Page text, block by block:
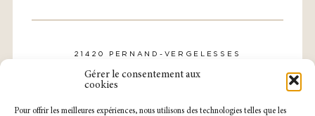
Gérer le consentement aux
cookies
Pour offrir les meilleures expériences, nous utilisons des technologies telles que les
21420 PERNAND-VERGELESSES
TÉL. : 03 80 21 57 31